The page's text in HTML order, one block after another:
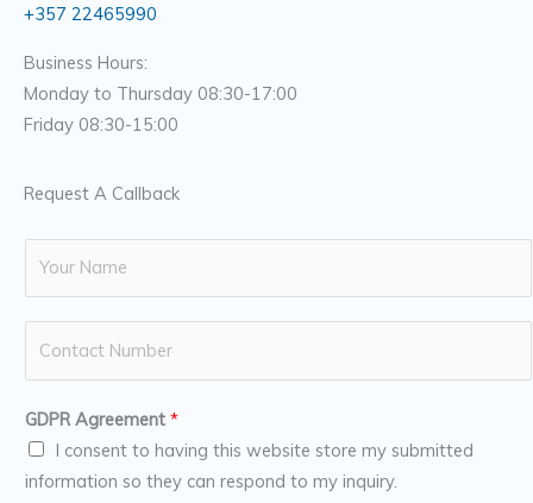
+357 22465990
Business Hours:
Monday to Thursday 08:30-17:00
Friday 08:30-15:00
Request A Callback
*
b
e
r
GDPR Agreement *
I consent to having this website store my submitted
information so they can respond to my inquiry.